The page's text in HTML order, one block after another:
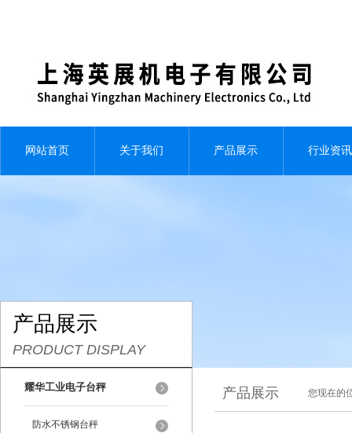
网站首页 关于我们 产品展示 行业资讯
产品展示
PRODUCT DISPLAY
耀华工业电子台秤
防水不锈钢台秤
产品展示 您现在的